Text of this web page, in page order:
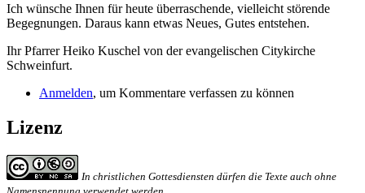
Ich wünsche Ihnen für heute überraschende, vielleicht störende
Begegnungen. Daraus kann etwas Neues, Gutes entstehen.
Ihr Pfarrer Heiko Kuschel von der evangelischen Citykirche
Schweinfurt.
Anmelden, um Kommentare verfassen zu können
Lizenz
In christlichen Gottesdiensten dürfen die Texte auch ohne